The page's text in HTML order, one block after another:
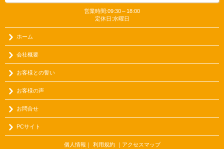
営業時間:09:30～18:00
定休日:水曜日
ホーム
会社概要
お客様との誓い
お客様の声
お問合せ
PCサイト
個人情報 ｜ 利用規約｜ アクセスマップ